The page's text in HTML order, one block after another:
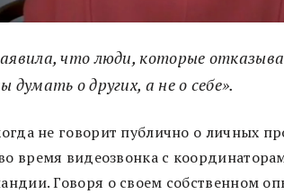
что люди, которые
думать о других, а не о себе».
не говорит публично о личных
время видеозвонка с
Говоря о своем собственном